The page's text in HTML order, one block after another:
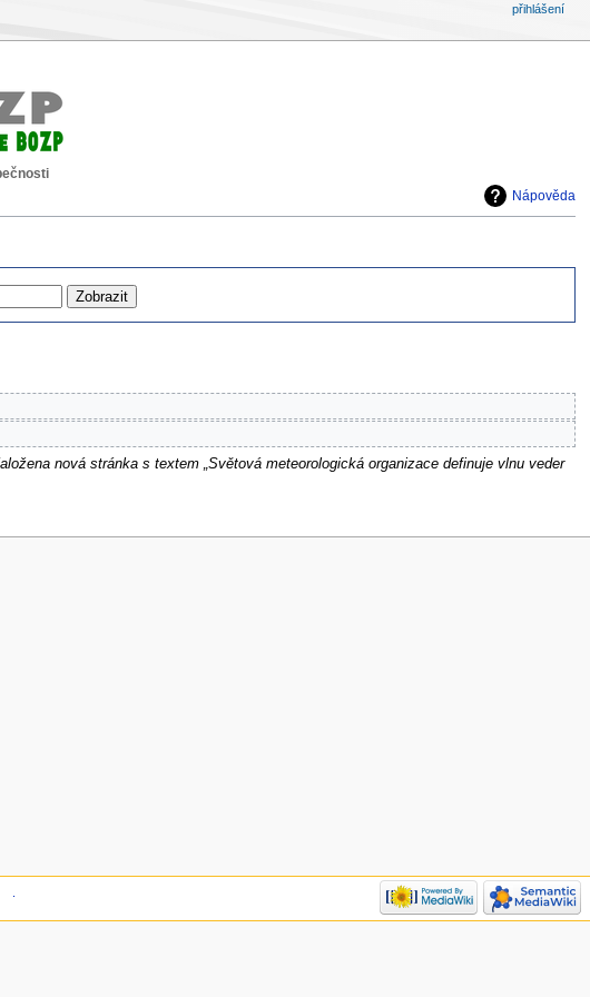
Nápověda
nová stránka s textem „Světová meteorologická organizace definuje vlnu veder
přihlášení